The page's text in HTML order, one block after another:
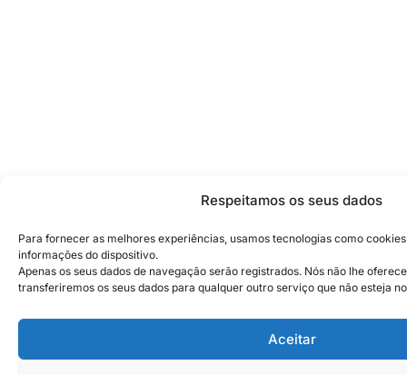
Respeitamos os seus dados
Para fornecer as melhores experiências, usamos tecnologias como
informações do dispositivo.
Apenas os seus dados de navegação serão registrados. Nós não lhe
transferiremos os seus dados para qualquer outro serviço que não esteja
Aceitar